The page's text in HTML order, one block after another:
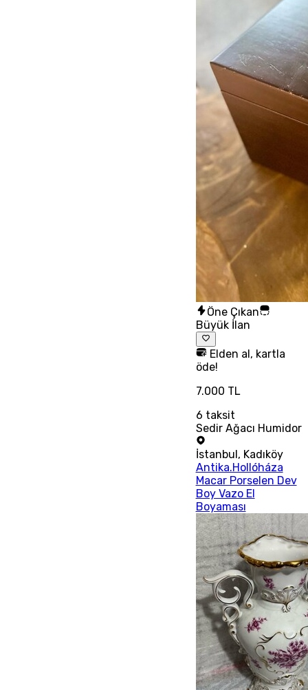
Öne Çıkan
Büyük İlan
Elden al, kartla
öde!
7.000 TL
6 taksit
Sedir Ağacı Humidor
İstanbul, Kadıköy
Antika.Hollóháza
Macar Porselen Dev
Boy Vazo El
Boyaması